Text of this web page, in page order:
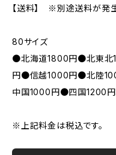
【送料】 ※別途送料が発
80サイズ
●北海道1800円●北東北
円●信越1000円●北陸
中国1000円●四国1200
※上記料金は税込です。